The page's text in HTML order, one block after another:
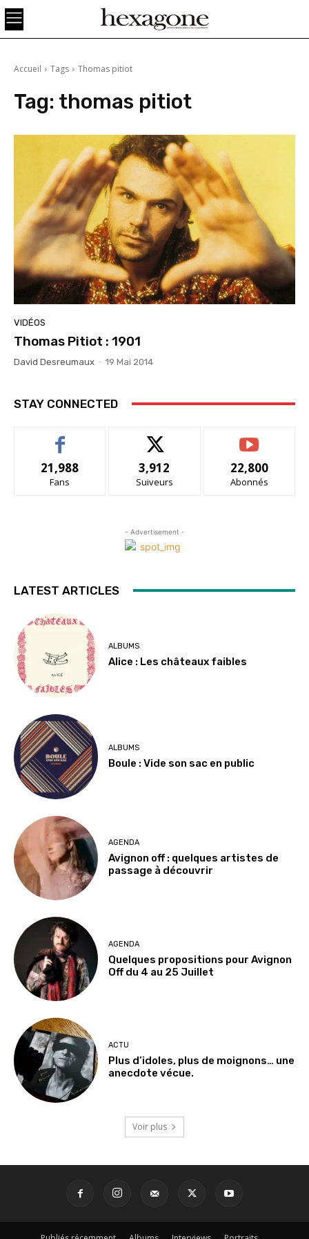
Accueil Tags Thomas pitiot
Tag: thomas pitiot
VIDÉOS
Thomas Pitiot : 1901
David Desreumaux - 19 Mai 2014
STAY CONNECTED
21,988
Fans
3,912
Suiveurs
22,800
Abonnés
- Advertisement -
LATEST ARTICLES
ALBUMS
Alice : Les châteaux faibles
ALBUMS
Boule : Vide son sac en public
AGENDA
Avignon off : quelques artistes de
passage à découvrir
AGENDA
Quelques propositions pour Avignon
Off du 4 au 25 Juillet
ACTU
Plus d’idoles, plus de moignons… une
anecdote vécue.
Voir plus